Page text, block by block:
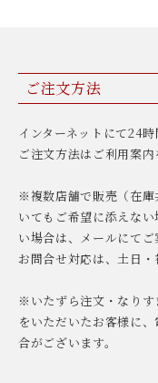
ご注文方法
インターネットにて24時
ご注文方法はご利用案内
※複数店舗で販売（在庫
いてもご希望に添えな
い場合は、メールにてご
お問合せ対応は、土日・
※いたずら注文・なりす
をいただいたお客様に
合がございます。